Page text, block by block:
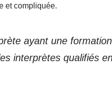
et compliquée.
ayant une
interprètes qualifiés